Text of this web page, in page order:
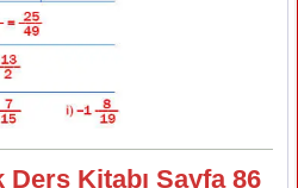
Ders Kitabı Sayfa 86